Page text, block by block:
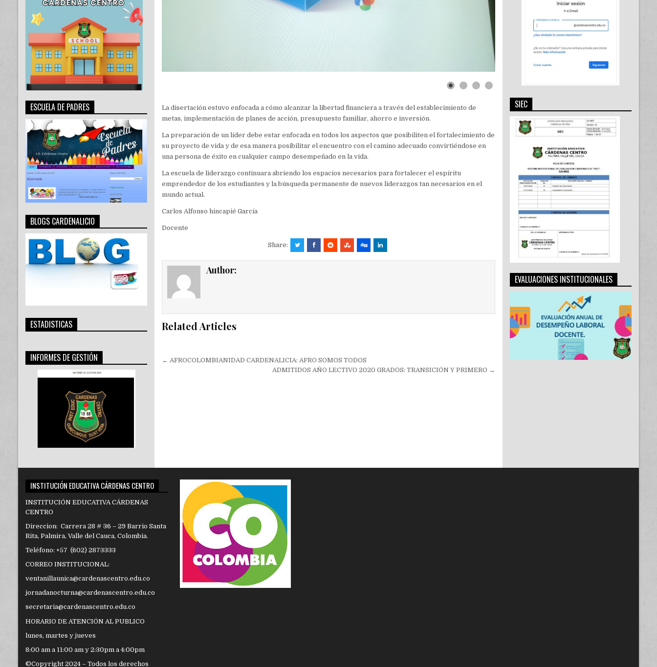
La disertación estuvo enfocada a cómo alcanzar la libertad financiera a través del establecimiento de
metas, implementación de planes de acción, presupuesto familiar, ahorro e inversión.
La preparación de un líder debe estar enfocada en todos los aspectos que posibiliten el fortalecimiento de
su proyecto de vida y de esa manera posibilitar el encuentro con el camino adecuado convirtiéndose en
una persona de éxito en cualquier campo desempeñado en la vida.
La escuela de liderazgo continuara abriendo los espacios necesarios para fortalecer el espíritu
emprendedor de los estudiantes y la búsqueda permanente de nuevos liderazgos tan necesarios en el
mundo actual.
Carlos Alfonso hincapié García
Docente
Share:
Author:
Related Articles
Navegación
← AFROCOLOMBIANIDAD CARDENALICIA: AFRO SOMOS TODOS
ADMITIDOS AÑO LECTIVO 2020 GRADOS: TRANSICIÓN Y PRIMERO →
ESCUELA DE PADRES
BLOGS CARDENALICIO
ESTADISTICAS
INFORMES DE GESTIÓN
SIEC
EVALUACIONES INSTITUCIONALES
INSTITUCIÓN EDUCATIVA CÁRDENAS CENTRO
INSTITUCIÓN EDUCATIVA CÁRDENAS
CENTRO
Direccion: Carrera 28 # 36 – 29 Barrio Santa
Rita, Palmira, Valle del Cauca, Colombia.
Teléfono: +57 (602) 2873333
CORREO INSTITUCIONAL:
ventanillaunica@cardenascentro.edu.co
jornadanocturna@cardenascentro.edu.co
secretaria@cardenascentro.edu.co
HORARIO DE ATENCIÓN AL PUBLICO
lunes, martes y jueves
8:00 am a 11:00 am y 2:30pm a 4:00pm
©Copyright 2024 – Todos los derechos